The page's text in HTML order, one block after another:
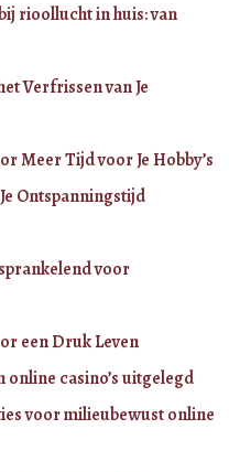
rioollucht in huis: van
Verfrissen van Je
Meer Tijd voor Je Hobby’s
Ontspanningstijd
voor
een Druk Leven
online casino’s uitgelegd
voor milieubewust online